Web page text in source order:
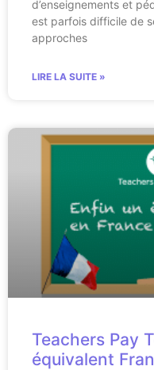
d’enseignements et
est parfois difficile de
approches
LIRE LA SUITE »
Teachers Pay
équivalent